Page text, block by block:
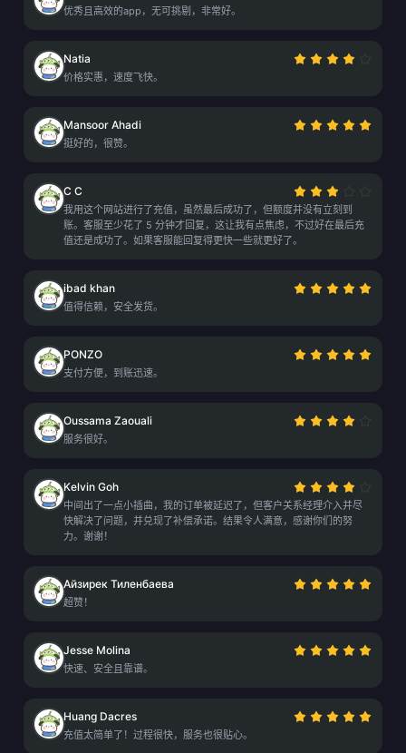
优秀且高效的app，无可挑剔，非常好。
Natia
价格实惠，速度飞快。
Mansoor Ahadi
挺好的，很赞。
C C
我用这个网站进行了充值，虽然最后成功了，但额度并没有立刻到
账。客服至少花了 5 分钟才回复，这让我有点焦虑，不过好在最后充
值还是成功了。如果客服能回复得更快一些就更好了。
ibad khan
值得信赖，安全发货。
PONZO
支付方便，到账迅速。
Oussama Zaouali
服务很好。
Kelvin Goh
中间出了一点小插曲，我的订单被延迟了，但客户关系经理介入并尽
快解决了问题，并兑现了补偿承诺。结果令人满意，感谢你们的努
力。谢谢！
Айзирек Тиленбаева
超赞！
Jesse Molina
快速、安全且靠谱。
Huang Dacres
充值太简单了！过程很快，服务也很贴心。